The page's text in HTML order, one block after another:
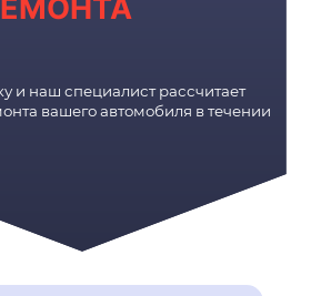
и наш специалист рассчитает
вашего автомобиля в течении